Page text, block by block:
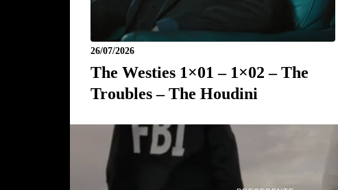
26/07/2026
The Westies 1×01 – 1×02 – The
Troubles – The Houdini